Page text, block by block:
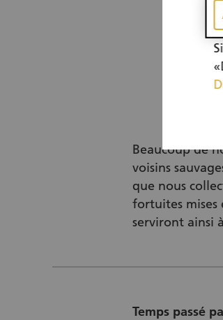
Beaucoup de
voisins
que nous
fortuites mises
serviront ainsi
Temps passé